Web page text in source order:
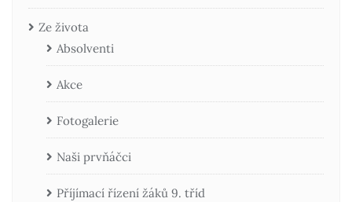
Ze života
Absolventi
Akce
Fotogalerie
Naši prvňáčci
Příjímací řízení žáků 9. tříd